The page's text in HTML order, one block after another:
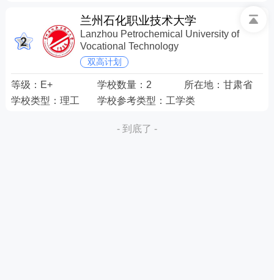
兰州石化职业技术大学
Lanzhou Petrochemical University of
Vocational Technology
双高计划
等级： E+ 学校数量： 2 所在地： 甘肃省
学校类型： 理工 学校参考类型： 工学类
- 到底了 -